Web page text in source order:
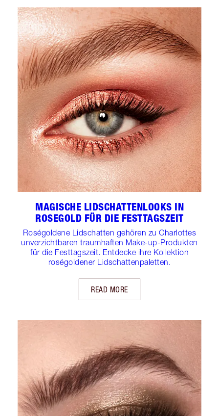
MAGISCHE LIDSCHATTENLOOKS IN
ROSEGOLD FÜR DIE FESTTAGSZEIT
Roségoldene Lidschatten gehören zu Charlottes
unverzichtbaren traumhaften Make-up-Produkten
für die Festtagszeit. Entdecke ihre Kollektion
roségoldener Lidschattenpaletten.
READ MORE